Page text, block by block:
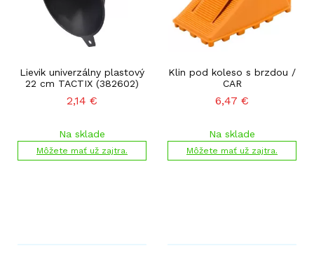
Lievik univerzálny plastový
22 cm TACTIX (382602)
2,14 €
Na sklade
Môžete mať už zajtra.
Klin pod koleso s brzdou /
CAR
6,47 €
Na sklade
Môžete mať už zajtra.